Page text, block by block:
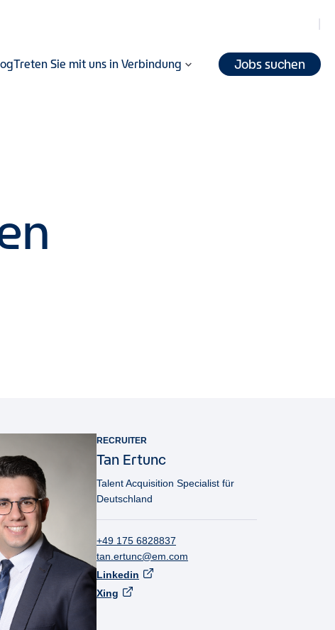
Treten Sie mit uns in Verbindung Jobs suchen
RECRUITER
Tan Ertunc
Talent Acquisition Specialist für
Deutschland
+49 175 6828837
tan.ertunc@em.com
Linkedin
Xing